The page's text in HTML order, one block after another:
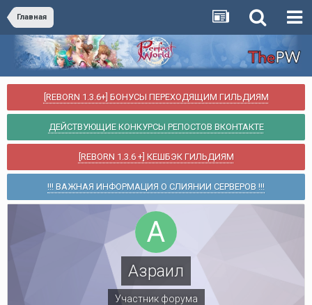
Главная
[REBORN 1.3.6+] БОНУСЫ ПЕРЕХОДЯЩИМ ГИЛЬДИЯМ
ДЕЙСТВУЮЩИЕ КОНКУРСЫ РЕПОСТОВ ВКОНТАКТЕ
[REBORN 1.3.6 +] КЕШБЭК ГИЛЬДИЯМ
!!! ВАЖНАЯ ИНФОРМАЦИЯ О СЛИЯНИИ СЕРВЕРОВ !!!
Азраил
Участник форума